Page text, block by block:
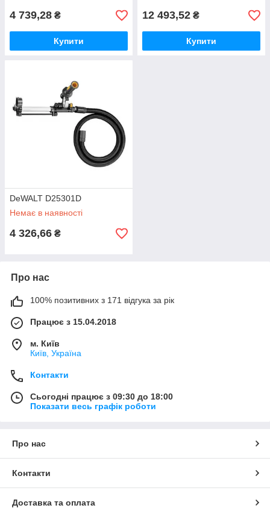
4 739,28 ₴
Купити
12 493,52 ₴
Купити
DeWALT D25301D
Немає в наявності
4 326,66 ₴
Про нас
100% позитивних з 171 відгука за рік
Працює з 15.04.2018
м. Київ
Київ, Україна
Контакти
Сьогодні працює з 09:30 до 18:00
Показати весь графік роботи
Про нас
Контакти
Доставка та оплата